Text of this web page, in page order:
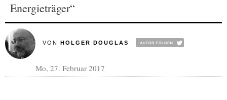
Energieträger“
VON HOLGER DOUGLAS
Mo, 27. Februar 2017